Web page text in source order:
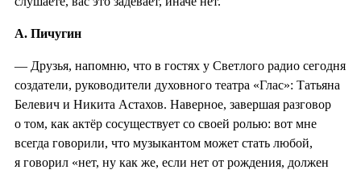
А. Пичугин
— Друзья, напомню, что в гостях у Светлого радио сегодня
создатели, руководители духовного театра «Глас»: Татьяна
Белевич и Никита Астахов. Наверное, завершая разговор
о том, как актёр сосуществует со своей ролью: вот мне
всегда говорили, что музыкантом может стать любой,
я говорил «нет, ну как же, если нет от рождения, должен